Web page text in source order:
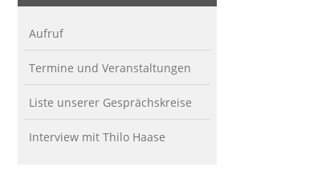
Aufruf
Termine und Veranstaltungen
Liste unserer Gesprächskreise
Interview mit Thilo Haase